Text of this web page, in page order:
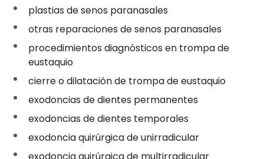
plastias de senos paranasales
otras reparaciones de senos paranasales
procedimientos diagnósticos en trompa de
eustaquio
cierre o dilatación de trompa de eustaquio
exodoncias de dientes permanentes
exodoncias de dientes temporales
exodoncia quirúrgica de unirradicular